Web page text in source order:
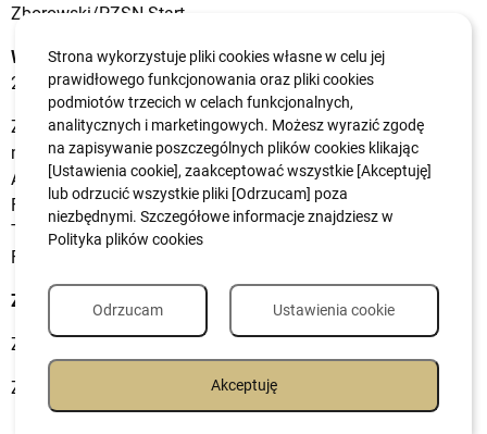
Zborowski/PZSN Start.
Wynikina stroniehttps://www.paralympic.org/dubai-
2019/schedule/.
Zmagania paralekkoatletów można śledzić na stronie
mistrzostw World Para
Athleticshttps://www.paralympic.org/athletics, na
Facebook’uhttps://www.facebook.com/paraAthletics/
Twitterze https://twitter.com/paraathleticsoraz na
Facebook’u Polskiego Komitetu Paraolimpijskiego.
Zachęcamy do upowszechniania informacji.
Zawsze i wszędzie #KibicujemyParaolimpijczykom
Ze sportowym pozdrowieniem prosto z Dubaju!
Strona wykorzystuje pliki cookies własne w celu jej
prawidłowego funkcjonowania oraz pliki cookies
podmiotów trzecich w celach funkcjonalnych,
analitycznych i marketingowych. Możesz wyrazić zgodę
na zapisywanie poszczególnych plików cookies klikając
[Ustawienia cookie], zaakceptować wszystkie [Akceptuję]
lub odrzucić wszystkie pliki [Odrzucam] poza
niezbędnymi. Szczegółowe informacje znajdziesz w
Polityka plików cookies
Akceptuję
Ustawienia cookie
Odrzucam